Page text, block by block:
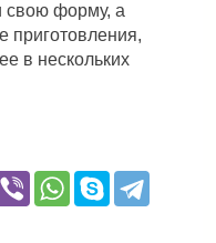
свою форму, а
приготовления,
в нескольких